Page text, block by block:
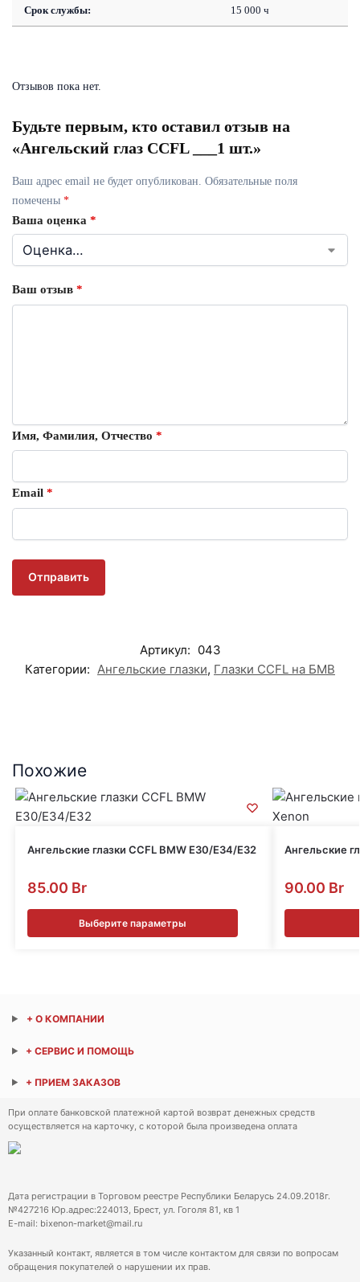
Срок службы: 15 000 ч
Отзывов пока нет.
Будьте первым, кто оставил отзыв на
«Ангельский глаз CCFL ___1 шт.»
Ваш адрес email не будет опубликован. Обязательные поля
помечены *
Ваша оценка *
Ваш отзыв *
Имя, Фамилия, Отчество *
Email *
Артикул: 043
Категории: Ангельские глазки, Глазки CCFL на БМВ
Похожие
Ангельские глазки CCFL BMW E30/E34/E32
85.00 Br
Выберите параметры
Ангельские
90.00 Br
+ О КОМПАНИИ
+ СЕРВИС И ПОМОЩЬ
+ ПРИЕМ ЗАКАЗОВ
При оплате банковской платежной картой возврат денежных средств
осуществляется на карточку, с которой была произведена оплата
Дата регистрации в Торговом реестре Республики Беларусь 24.09.2018г.
№427216 Юр.адрес:224013, Брест, ул. Гоголя 81, кв 1
E-mail: bixenon-market@mail.ru
Указанный контакт, является в том числе контактом для связи по вопросам
обращения покупателей о нарушении их прав.